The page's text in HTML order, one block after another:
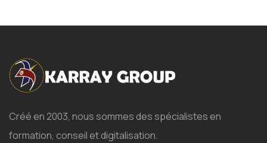
Créé en 2003, nous sommes des spécialistes en
formation, conseil et digitalisation.